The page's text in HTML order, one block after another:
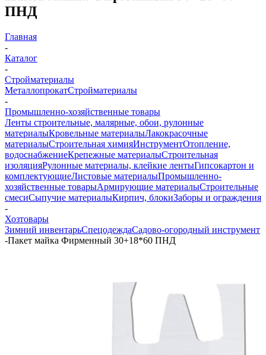
ПНД
Главная
-
Каталог
-
Стройматериалы
МеталлопрокатСтройматериалы
-
Промышленно-хозяйственные товары
Ленты строительные, малярные, обои, рулонные
материалыКровельные материалыЛакокрасочные
материалыСтроительная химияИнструментОтопление,
водоснабжениеКрепежные материалыСтроительная
изоляцияРулонные материалы, клейкие лентыГипсокартон и
комплектующиеЛистовые материалыПромышленно-
хозяйственные товарыАрмирующие материалыСтроительные
смесиСыпучие материалыКирпич, блокиЗаборы и ограждения
-
Хозтовары
Зимний инвентарьСпецодеждаСадово-огородный инструмент
-Пакет майка Фирменный 30+18*60 ПНД